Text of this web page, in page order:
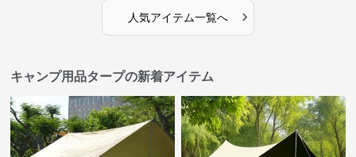
人気アイテム一覧へ ›
キャンプ用品タープの新着アイテム